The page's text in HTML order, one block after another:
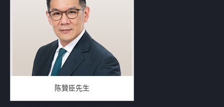
陈贊臣先生